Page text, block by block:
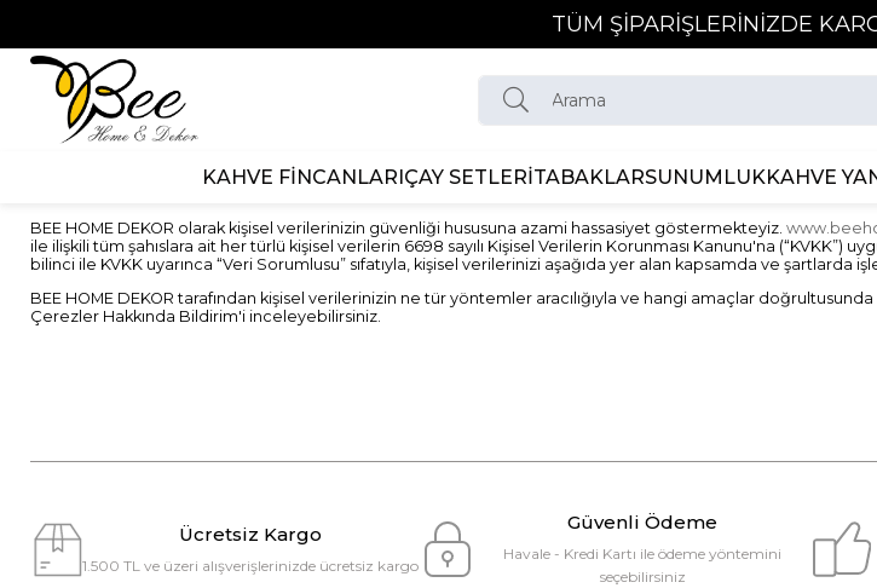
TÜM ŞİPARİŞLERİNİZDE
KAHVE FİNCANLARIÇAY SETLERİTABAKLARSUNUMLUKKAHVE
BEE HOME DEKOR olarak kişisel verilerinizin güvenliği hususuna azami hassasiyet göstermekteyiz.
ile ilişkili tüm şahıslara ait her türlü kişisel verilerin 6698 sayılı Kişisel Verilerin Korunması Kanunu'na
bilinci ile KVKK uyarınca “Veri Sorumlusu” sıfatıyla, kişisel verilerinizi aşağıda yer alan kapsamda ve şartlarda
BEE HOME DEKOR tarafından kişisel verilerinizin ne tür yöntemler aracılığıyla ve hangi amaçlar
Çerezler Hakkında Bildirim'i inceleyebilirsiniz.
Ücretsiz Kargo
1.500 TL ve üzeri alışverişlerinizde ücretsiz kargo
Güvenli Ödeme
Havale - Kredi Kartı ile ödeme yöntemini
seçebilirsiniz